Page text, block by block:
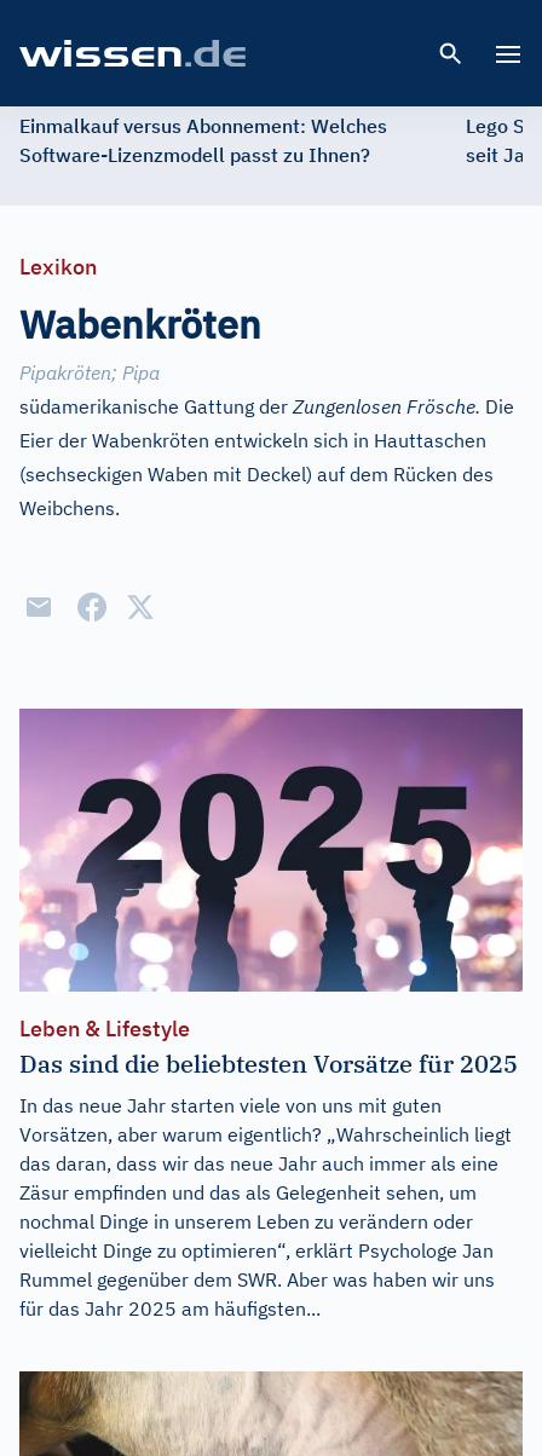
Einmalkauf versus Abonnement: Welches
Software-Lizenzmodell passt zu Ihnen?
Lego
seit
Lexikon
Wabenkröten
Pipakröten; Pipa
südamerikanische Gattung derZungenlosen Frösche. Die
Eier der Wabenkröten entwickeln sich in Hauttaschen
(sechseckigen Waben mit Deckel) auf dem Rücken des
Weibchens.
Leben & Lifestyle
Das sind die beliebtesten Vorsätze für 2025
In das neue Jahr starten viele von uns mit guten
Vorsätzen, aber warum eigentlich? „Wahrscheinlich liegt
das daran, dass wir das neue Jahr auch immer als eine
Zäsur empfinden und das als Gelegenheit sehen, um
nochmal Dinge in unserem Leben zu verändern oder
vielleicht Dinge zu optimieren“, erklärt Psychologe Jan
Rummel gegenüber dem SWR. Aber was haben wir uns
für das Jahr 2025 am häufigsten...